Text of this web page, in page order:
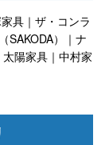
具｜ザ・コンラ
SAKODA）｜ナ
陽家具｜中村家